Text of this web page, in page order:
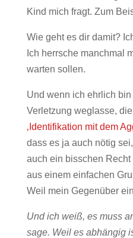
Kind mich fragt. Zum
Wie geht es dir damit?
Ich herrsche manchmal
warten sollen.
Und wenn ich ehrlich
Verletzung weglasse,
‚Identifikation mit dem
dass es ja auch nötig
auch ein bisschen
aus einem einfachen
Weil mein Gegenüber
Und ich weiß, es muss
sage. Weil es abhängig